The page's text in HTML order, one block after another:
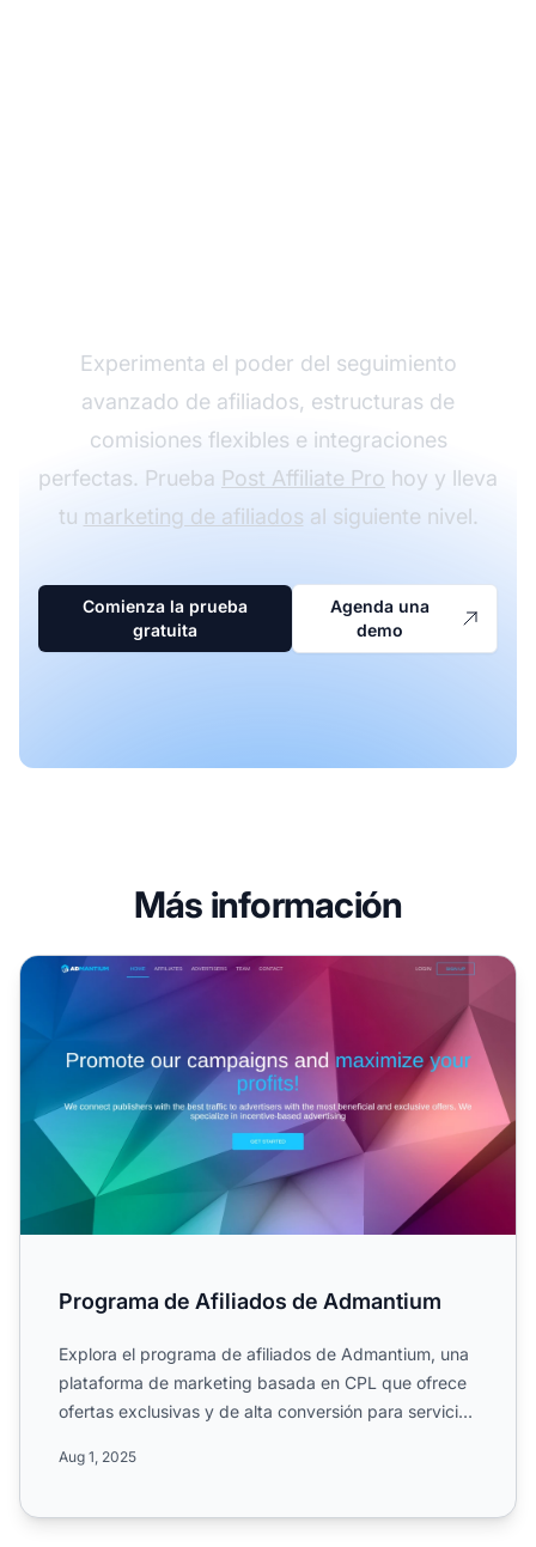
Experimenta el poder del seguimiento
avanzado de afiliados, estructuras de
comisiones flexibles e integraciones
perfectas. Prueba Post Affiliate Pro hoy y lleva
tu marketing de afiliados al siguiente nivel.
Comienza la prueba
gratuita
Agenda una
demo
Más información
Programa de Afiliados de Admantium
Programa de Afiliados de Admantium
Explora el programa de afiliados de Admantium, una
plataforma de marketing basada en CPL que ofrece
ofertas exclusivas y de alta conversión para servicios
Aug 1, 2025